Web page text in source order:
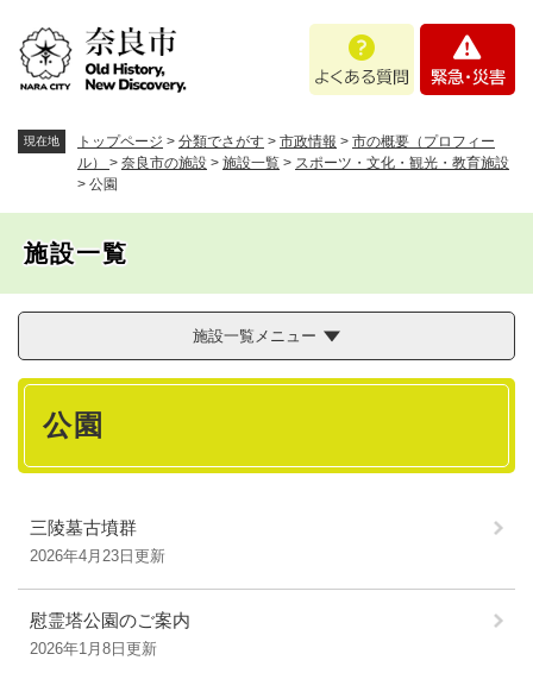
。
あ
問
・
現在地 トップページ > 分類でさがす > 市政情報 > 市の概要（プロフィー
ル） > 奈良市の施設 > 施設一覧 > スポーツ・文化・観光・教育施設
> 公園
施設一覧
施設一覧メニュー
本
公園
三陵墓古墳群
2026年4月23日更新
慰霊塔公園のご案内
2026年1月8日更新